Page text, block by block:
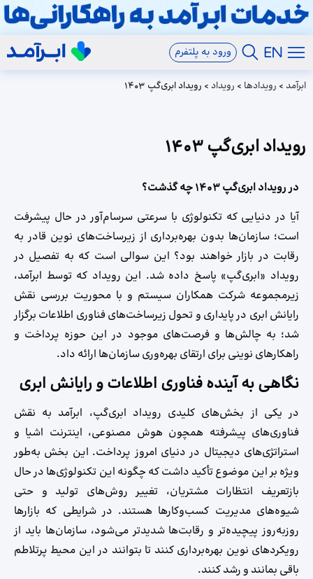
ورود به پلتفرم
ابرآمد > رویدادها > رویداد > رویداد ابری‌گپ ۱۴۰۳
رویداد ابری‌گپ ۱۴۰۳
در رویداد ابری‌گپ ۱۴۰۳ چه گذشت؟
آیا در دنیایی که تکنولوژی با سرعتی سرسام‌آور در حال پیشرفت
است؛ سازمان‌ها بدون بهره‌برداری از زیرساخت‌های نوین قادر به
رقابت در بازار خواهند بود؟ این سوالی است که به تفصیل در
رویداد «ابری‌گپ» پاسخ داده شد. این رویداد که توسط ابرآمد،
زیرمجموعه شرکت همکاران سیستم و با محوریت بررسی نقش
رایانش ابری در پایداری و تحول زیرساخت‌های فناوری اطلاعات برگزار
شد؛ به چالش‌ها و فرصت‌های موجود در این حوزه پرداخت و
راهکارهای نوینی برای ارتقای بهره‌وری سازمان‌ها ارائه داد.
نگاهی به آینده فناوری اطلاعات و رایانش ابری
در یکی از بخش‌های کلیدی رویداد ابری‌گپ، ابرآمد به نقش
فناوری‌های پیشرفته همچون هوش مصنوعی، اینترنت اشیا و
استراتژی‌های دیجیتال در دنیای امروز پرداخت. این بخش به‌طور
ویژه بر این موضوع تأکید داشت که چگونه این تکنولوژی‌ها در حال
بازتعریف انتظارات مشتریان، تغییر روش‌های تولید و حتی
شیوه‌های مدیریت کسب‌وکارها هستند. در شرایطی که بازارها
روز‌به‌روز پیچیده‌تر و رقابت‌ها شدیدتر می‌شود، سازمان‌ها باید از
رویکردهای نوین بهره‌برداری کنند تا بتوانند در این محیط پرتلاطم
باقی بمانند و رشد کنند.